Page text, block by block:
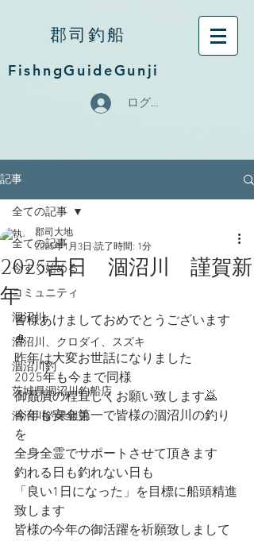
郡司釣船
FishngGuideGunji
ログイン
記事
全ての記事
今すぐ始める
コミュニティ
涸沼川
涸沼川、クロダイ、スズキ
涸沼川釣
茨城県涸沼川釣船店
涸沼川釣果報告
全ての記事
2025吉日 涸沼川 謹賀新
年
郡司大地
2025年1月3日 読了時間: 1分
皆様あけましておめでとうございます
🎍
昨年は大変お世話になりました
2025年も今まで同様
御贔屓の程宜しくお願い致します🙇
今年も安全第一で皆様の涸沼川の釣り
を
全身全霊でサポートさせて頂きます
釣れる日も釣れない日も
「良い1日になった」を目標に船頭精進
致します
皆様の今年の御活躍を祈願致しまして